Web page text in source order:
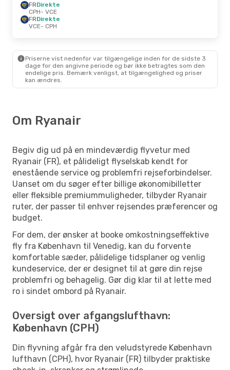
FRDirekte
CPH- VCE
FRDirekte
VCE- CPH
Priserne vist nedenfor var tilgængelige inden for de sidste 3
dage for den angivne periode og bør ikke betragtes som den
endelige pris. Bemærk venligst, at tilgængelighed og priser
kan ændres.
Om Ryanair
Begiv dig ud på en mindeværdig flyvetur med
Ryanair (FR), et pålideligt flyselskab kendt for
enestående service og problemfri rejseforbindelser.
Uanset om du søger efter billige økonomibilletter
eller fleksible premiummuligheder, tilbyder Ryanair
ruter, der passer til enhver rejsendes præferencer og
budget.
For dem, der ønsker at booke omkostningseffektive
fly fra København til Venedig, kan du forvente
komfortable sæder, pålidelige tidsplaner og venlig
kundeservice, der er designet til at gøre din rejse
problemfri og behagelig. Gør dig klar til at lette med
ro i sindet ombord på Ryanair.
Oversigt over afgangslufthavn:
København (CPH)
Din flyvning afgår fra den veludstyrede København
lufthavn (CPH), hvor Ryanair (FR) tilbyder praktiske